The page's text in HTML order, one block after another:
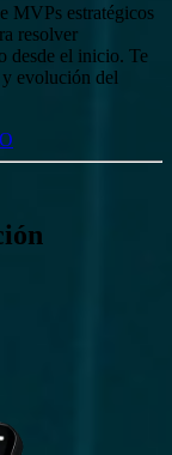
MVPs estratégicos
resolver
desde el inicio. Te
evolución del